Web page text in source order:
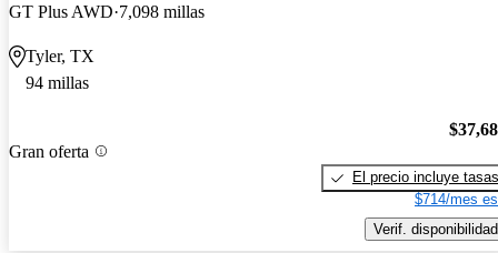
GT Plus AWD 7,098 millas
Tyler, TX
94 millas
Gran oferta
El precio incluye tasas
$714/mes
Verif. disponibilidad